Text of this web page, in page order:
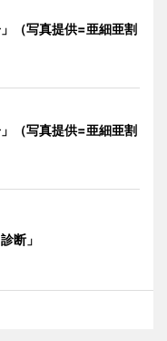
」（写真提供=亜細亜割
」（写真提供=亜細亜割
断」